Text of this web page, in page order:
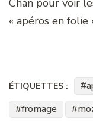
Chan pour voir
« apéros en folie
ÉTIQUETTES :
fromage